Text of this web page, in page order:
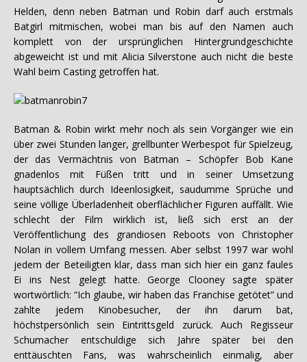
Helden, denn neben Batman und Robin darf auch erstmals
Batgirl mitmischen, wobei man bis auf den Namen auch
komplett von der ursprünglichen Hintergrundgeschichte
abgeweicht ist und mit Alicia Silverstone auch nicht die beste
Wahl beim Casting getroffen hat.
Batman & Robin wirkt mehr noch als sein Vorgänger wie ein
über zwei Stunden langer, grellbunter Werbespot für Spielzeug,
der das Vermächtnis von Batman – Schöpfer Bob Kane
gnadenlos mit Füßen tritt und in seiner Umsetzung
hauptsächlich durch Ideenlosigkeit, saudumme Sprüche und
seine völlige Überladenheit oberflächlicher Figuren auffällt. Wie
schlecht der Film wirklich ist, ließ sich erst an der
Veröffentlichung des grandiosen Reboots von Christopher
Nolan in vollem Umfang messen. Aber selbst 1997 war wohl
jedem der Beteiligten klar, dass man sich hier ein ganz faules
Ei ins Nest gelegt hatte. George Clooney sagte später
wortwörtlich: “Ich glaube, wir haben das Franchise getötet” und
zahlte jedem Kinobesucher, der ihn darum bat,
höchstpersönlich sein Eintrittsgeld zurück. Auch Regisseur
Schumacher entschuldige sich Jahre später bei den
enttäuschten Fans, was wahrscheinlich einmalig, aber